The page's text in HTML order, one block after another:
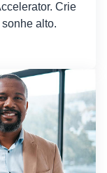
Crie
alto.